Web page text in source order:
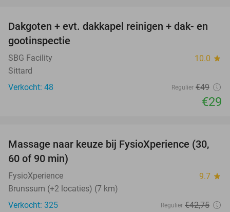
41%
Dakgoten + evt. dakkapel reinigen + dak- en
gootinspectie
SBG Facility 10.0 star
Sittard
Verkocht: 48
Regulier €49
€29
44%
Massage naar keuze bij FysioXperience (30,
60 of 90 min)
FysioXperience 9.7 star
Brunssum (+2 locaties) (7 km)
Verkocht: 325
Regulier €42,75